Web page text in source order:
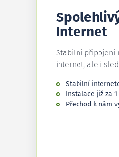
Internet
Stabilní připojení
internet, ale i
Stabilní
Instalace již za 1
Přechod k nám